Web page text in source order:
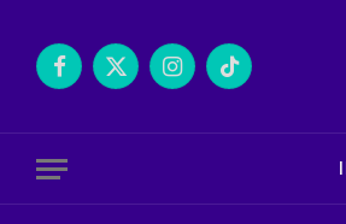
Facebook
X
InstagramTikTok